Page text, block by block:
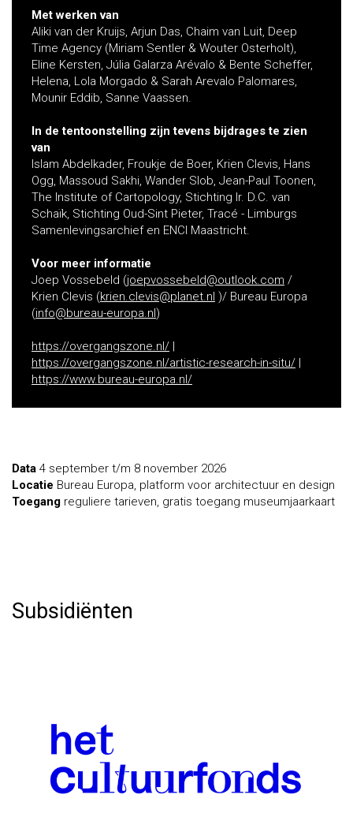
Met werken van
Aliki van der Kruijs, Arjun Das, Chaim van Luit, Deep
Time Agency (Miriam Sentler & Wouter Osterholt),
Eline Kersten, Júlia Galarza Arévalo & Bente Scheffer,
Helena, Lola Morgado & Sarah Arevalo Palomares,
Mounir Eddib, Sanne Vaassen.
In de tentoonstelling zijn tevens bijdrages te zien
van
Islam Abdelkader, Froukje de Boer, Krien Clevis, Hans
Ogg, Massoud Sakhi, Wander Slob, Jean-Paul Toonen,
The Institute of Cartopology, Stichting Ir. D.C. van
Schaïk, Stichting Oud-Sint Pieter, Tracé - Limburgs
Samenlevingsarchief en ENCI Maastricht.
Voor meer informatie
Joep Vossebeld (joepvossebeld@outlook.com /
Krien Clevis (krien.clevis@planet.nl )/ Bureau Europa
(info@bureau-europa.nl)
https://overgangszone.nl/ |
https://overgangszone.nl/artistic-research-in-situ/ |
https://www.bureau-europa.nl/
Data 4 september t/m 8 november 2026
Locatie Bureau Europa, platform voor architectuur en design
Toegang reguliere tarieven, gratis toegang museumjaarkaart
Subsidiënten